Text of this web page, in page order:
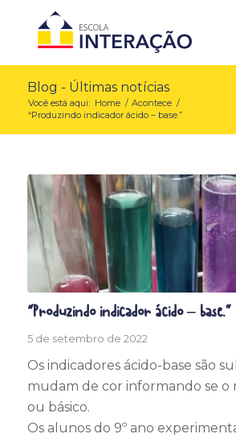
Blog - Últimas notícias
Você está aqui: Home / Acontece /
“Produzindo indicador ácido – base.”
“Produzindo indicador ácido – base.”
5 de setembro de 2022
Os indicadores ácido-base são
mudam de cor informando se o
ou básico.
Os alunos do 9º ano